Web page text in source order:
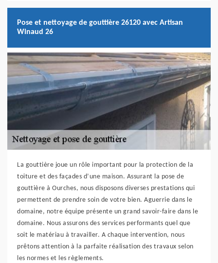
Pose et nettoyage de gouttière 26120 avec Artisan
Winaud 26
La gouttière joue un rôle important pour la protection de la
toiture et des façades d’une maison. Assurant la pose de
gouttière à Ourches, nous disposons diverses prestations qui
permettent de prendre soin de votre bien. Aguerrie dans le
domaine, notre équipe présente un grand savoir-faire dans le
domaine. Nous assurons des services performants quel que
soit le matériau à travailler. A chaque intervention, nous
prêtons attention à la parfaite réalisation des travaux selon
les normes et les règlements.